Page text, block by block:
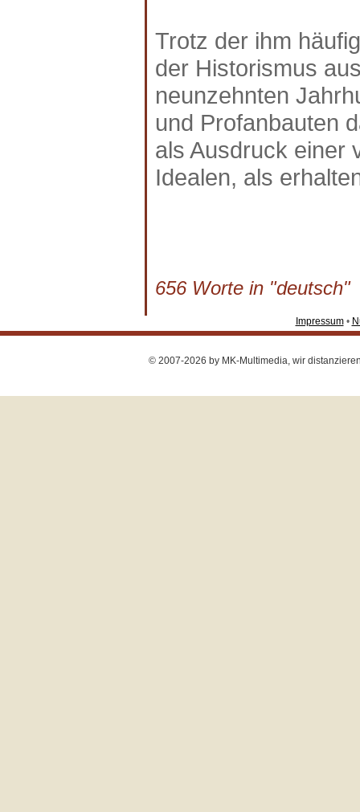
Trotz der ihm
der Historismus
neunzehnten
und Profanbauten
als Ausdruck einer
Idealen, als
656 Worte in
Impressum•
© 2007-2026 by MK-Multimedia, wir